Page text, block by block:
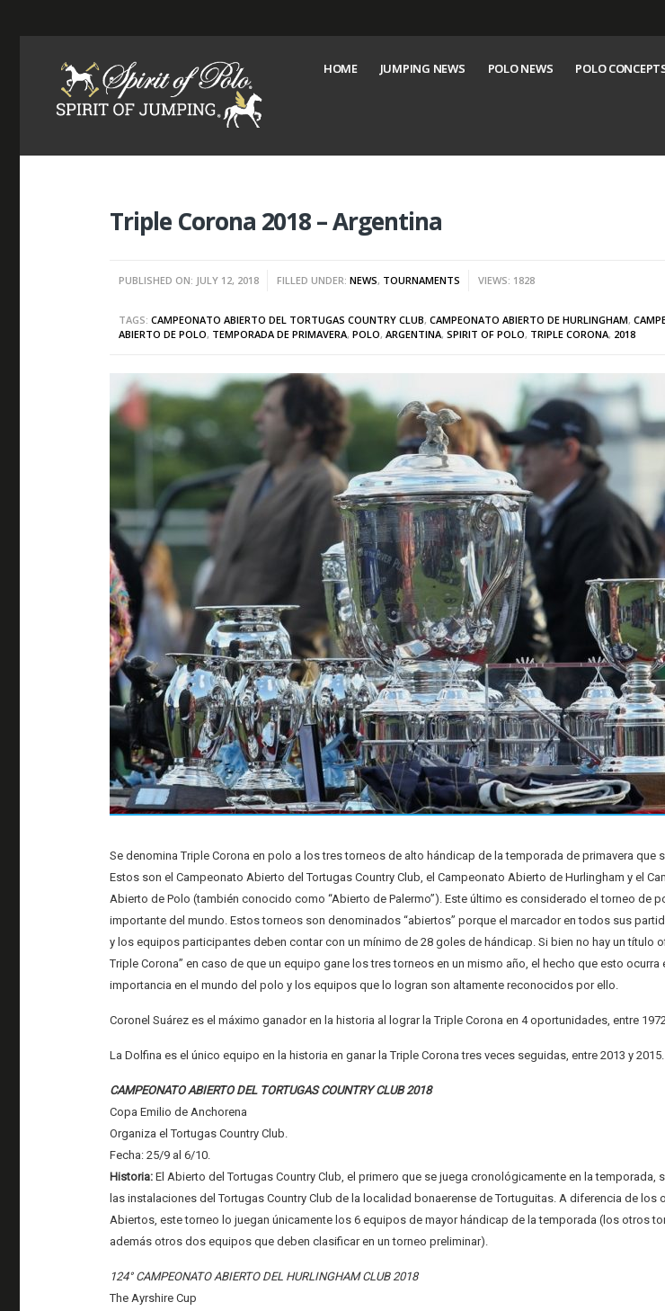
HOME JUMPING NEWS POLO NEWS POLO
Triple Corona 2018 – Argentina
PUBLISHED ON: JULY 12, 2018 FILLED UNDER:NEWS, TOURNAMENTS VIEWS: 1828
TAGS:CAMPEONATO ABIERTO DEL TORTUGAS COUNTRY CLUB,CAMPEONATO ABIERTO DE HURLINGHAM,
ABIERTO DE POLO, TEMPORADA DE PRIMAVERA,POLO,ARGENTINA,SPIRIT OF POLO, TRIPLE CORONA, 2018
Se denomina Triple Corona en polo a los tres torneos de alto hándicap de la temporada de primavera que
Estos son el Campeonato Abierto del Tortugas Country Club, el Campeonato Abierto de Hurlingham y el
Abierto de Polo (también conocido como “Abierto de Palermo”). Este último es considerado el torneo de
importante del mundo. Estos torneos son denominados “abiertos” porque el marcador en todos sus
y los equipos participantes deben contar con un mínimo de 28 goles de hándicap. Si bien no hay un título
Triple Corona” en caso de que un equipo gane los tres torneos en un mismo año, el hecho que esto ocurra
importancia en el mundo del polo y los equipos que lo logran son altamente reconocidos por ello.
Coronel Suárez es el máximo ganador en la historia al lograr la Triple Corona en 4 oportunidades, entre 1972
La Dolfina es el único equipo en la historia en ganar la Triple Corona tres veces seguidas, entre 2013 y 2015.
CAMPEONATO ABIERTO DEL TORTUGAS COUNTRY CLUB 2018
Copa Emilio de Anchorena
Organiza el Tortugas Country Club.
Fecha: 25/9 al 6/10.
Historia:El Abierto del Tortugas Country Club, el primero que se juega cronológicamente en la temporada,
las instalaciones del Tortugas Country Club de la localidad bonaerense de Tortuguitas. A diferencia de los
Abiertos, este torneo lo juegan únicamente los 6 equipos de mayor hándicap de la temporada (los otros
además otros dos equipos que deben clasificar en un torneo preliminar).
124° CAMPEONATO ABIERTO DEL HURLINGHAM CLUB 2018
The Ayrshire Cup